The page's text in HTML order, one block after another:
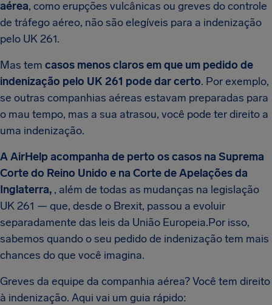
aérea, como erupções vulcânicas ou greves do controle
de tráfego aéreo, não são elegíveis para a indenização
pelo UK 261.
Mas tem casos menos claros em que um pedido de
indenização pelo UK 261 pode dar certo. Por exemplo,
se outras companhias aéreas estavam preparadas para
o mau tempo, mas a sua atrasou, você pode ter direito a
uma indenização.
A AirHelp acompanha de perto os casos na Suprema
Corte do Reino Unido e na Corte de Apelações da
Inglaterra, , além de todas as mudanças na legislação
UK 261 — que, desde o Brexit, passou a evoluir
separadamente das leis da União Europeia.Por isso,
sabemos quando o seu pedido de indenização tem mais
chances do que você imagina.
Greves da equipe da companhia aérea? Você tem direito
à indenização. Aqui vai um guia rápido: